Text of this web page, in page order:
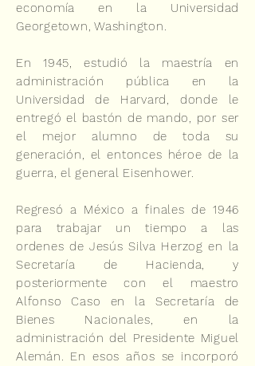
economía en la Universidad
Georgetown, Washington.
En 1945, estudió la maestría en
administración pública en la
Universidad de Harvard, donde le
entregó el bastón de mando, por ser
el mejor alumno de toda su
generación, el entonces héroe de la
guerra, el general Eisenhower.
Regresó a México a finales de 1946
para trabajar un tiempo a las
ordenes de Jesús Silva Herzog en la
Secretaría de Hacienda, y
posteriormente con el maestro
Alfonso Caso en la Secretaría de
Bienes Nacionales, en la
administración del Presidente Miguel
Alemán. En esos años se incorporó